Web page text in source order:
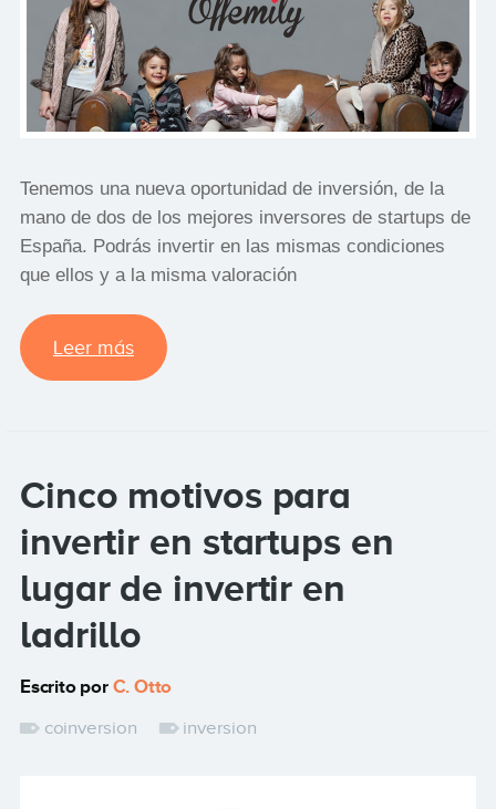
Tenemos una nueva oportunidad de inversión, de la
mano de dos de los mejores inversores de startups de
España. Podrás invertir en las mismas condiciones
que ellos y a la misma valoración
Leer más
Cinco motivos para
invertir en startups en
lugar de invertir en
ladrillo
Escrito por C. Otto
coinversion
inversion